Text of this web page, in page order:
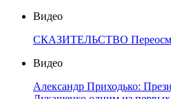
Видео
СКАЗИТЕЛЬСТВО
Видео
Александр Приходько: